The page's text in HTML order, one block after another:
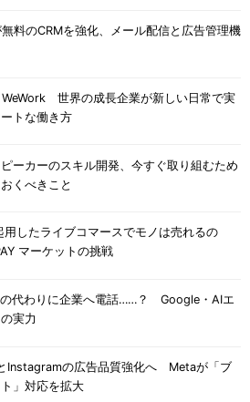
料のCRMを強化、メール配信と広告管理機
世界の成長企業が新しい日常で実
トな働き方
ーカーのスキル開発、今すぐ取り組むため
くべきこと
用したライブコマースでモノは売れるの
マーケットの挑戦
代わりに企業へ電話……？ Google・AIエ
実力
Instagramの広告品質強化へ Metaが「ブ
」対応を拡大